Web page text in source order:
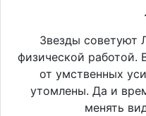
Звезды советуют
физической работой.
от умственных
утомлены. Да и
менять